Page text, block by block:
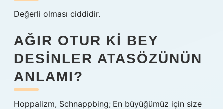
Değerli olması ciddidir.
AĞIR OTUR KI BEY
DESINLER ATASÖZÜNÜN
ANLAMI?
Hoppalizm, Schnappbing; En büyüğümüz için size